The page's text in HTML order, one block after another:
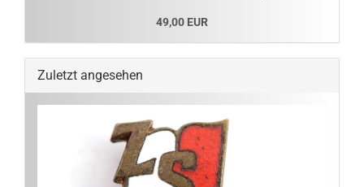
49,00 EUR
Zuletzt angesehen